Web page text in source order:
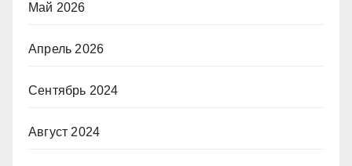
Май 2026
Апрель 2026
Сентябрь 2024
Август 2024